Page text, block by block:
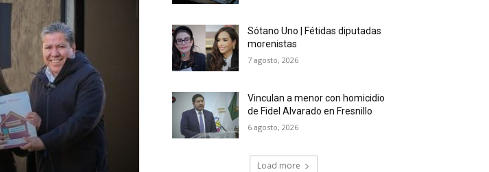
Sótano Uno | Fétidas diputadas
morenistas
7 agosto, 2026
Vinculan a menor con homicidio
de Fidel Alvarado en Fresnillo
6 agosto, 2026
Load more